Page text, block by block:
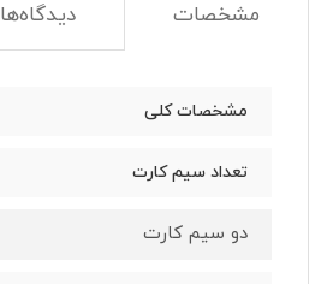
مشخصات دیدگاه‌ها
مشخصات کلی
تعداد سیم کارت
دو سیم کارت